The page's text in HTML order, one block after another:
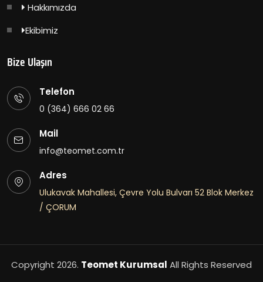
Hakkımızda
Ekibimiz
Bize Ulaşın
Telefon
0 (364) 666 02 66
Mail
info@teomet.com.tr
Adres
Ulukavak Mahallesi, Çevre Yolu Bulvarı 52 Blok Merkez
/ ÇORUM
Copyright 2026. Teomet Kurumsal All Rights Reserved